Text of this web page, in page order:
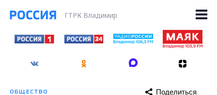
ГТРК Владимир
ОБЩЕСТВО Поделиться